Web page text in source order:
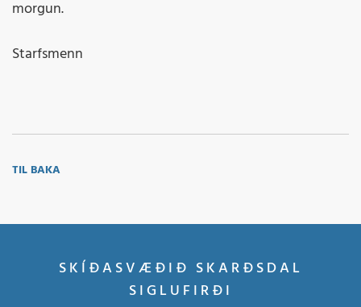
morgun.
Starfsmenn
TIL BAKA
SKÍÐASVÆÐIÐ SKARÐSDAL
SIGLUFIRÐI